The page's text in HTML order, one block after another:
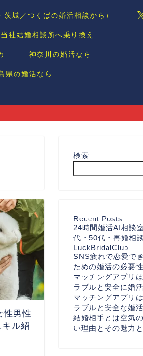
城／つくばの婚活相談から）
当社結婚相談所へ乗り換え
神奈川の婚活なら
県の婚活なら
性男性
ル紹
検索
Recent Posts
24時間婚活AI相談
代・50代・再婚相
LuckBridalClub
SNS疲れで恋愛で
ための婚活の必要性
マッチングアプリ
ラブルと安全に婚
マッチングアプリ
ラブルと安全な婚
結婚相手とは空気
い理由とその魅力